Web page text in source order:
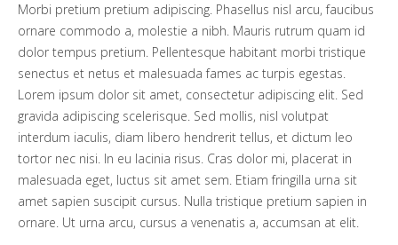
Morbi pretium pretium adipiscing. Phasellus nisl arcu, faucibus
ornare commodo a, molestie a nibh. Mauris rutrum quam id
dolor tempus pretium. Pellentesque habitant morbi tristique
senectus et netus et malesuada fames ac turpis egestas.
Lorem ipsum dolor sit amet, consectetur adipiscing elit. Sed
gravida adipiscing scelerisque. Sed mollis, nisl volutpat
interdum iaculis, diam libero hendrerit tellus, et dictum leo
tortor nec nisi. In eu lacinia risus. Cras dolor mi, placerat in
malesuada eget, luctus sit amet sem. Etiam fringilla urna sit
amet sapien suscipit cursus. Nulla tristique pretium sapien in
ornare. Ut urna arcu, cursus a venenatis a, accumsan at elit.